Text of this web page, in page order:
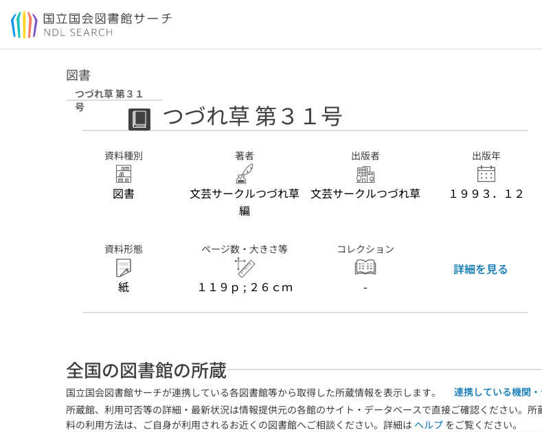
本文へ移動
図書
つづれ草 第３１
号
つづれ草 第３１号
資料種別
図書
著者
文芸サークルつづれ草
編
出版者
文芸サークルつづれ草
出版年
１９９３．１２
資料形態
紙
ページ数・大きさ等
１１９ｐ ; ２６ｃｍ
コレクション
-
詳細を見る
全国の図書館の所蔵
国立国会図書館サーチが連携している各図書館等から取得した所蔵情報を表示します。
連携している機関
所蔵館、利用可否等の詳細・最新状況は情報提供元の各館のサイト・データベースで直接ご確認ください。
料の利用方法は、ご自身が利用されるお近くの図書館へご相談ください。詳細は ヘルプ をご覧ください。